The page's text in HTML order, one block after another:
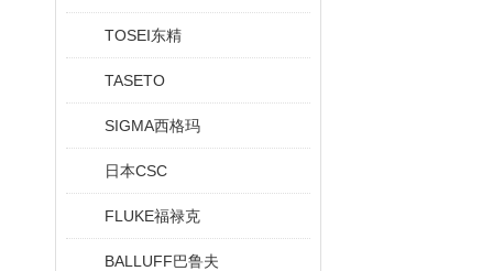
TOSEI东精
TASETO
SIGMA西格玛
日本CSC
FLUKE福禄克
BALLUFF巴鲁夫